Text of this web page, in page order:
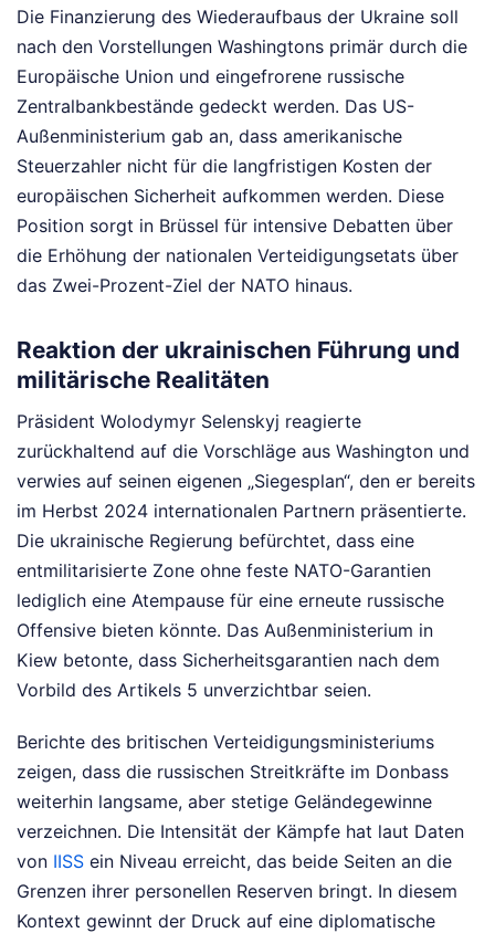
Die Finanzierung des Wiederaufbaus der Ukraine soll
nach den Vorstellungen Washingtons primär durch die
Europäische Union und eingefrorene russische
Zentralbankbestände gedeckt werden. Das US-
Außenministerium gab an, dass amerikanische
Steuerzahler nicht für die langfristigen Kosten der
europäischen Sicherheit aufkommen werden. Diese
Position sorgt in Brüssel für intensive Debatten über
die Erhöhung der nationalen Verteidigungsetats über
das Zwei-Prozent-Ziel der NATO hinaus.
Reaktion der ukrainischen Führung und
militärische Realitäten
Präsident Wolodymyr Selenskyj reagierte
zurückhaltend auf die Vorschläge aus Washington und
verwies auf seinen eigenen „Siegesplan“, den er bereits
im Herbst 2024 internationalen Partnern präsentierte.
Die ukrainische Regierung befürchtet, dass eine
entmilitarisierte Zone ohne feste NATO-Garantien
lediglich eine Atempause für eine erneute russische
Offensive bieten könnte. Das Außenministerium in
Kiew betonte, dass Sicherheitsgarantien nach dem
Vorbild des Artikels 5 unverzichtbar seien.
Berichte des britischen Verteidigungsministeriums
zeigen, dass die russischen Streitkräfte im Donbass
weiterhin langsame, aber stetige Geländegewinne
verzeichnen. Die Intensität der Kämpfe hat laut Daten
von IISS ein Niveau erreicht, das beide Seiten an die
Grenzen ihrer personellen Reserven bringt. In diesem
Kontext gewinnt der Druck auf eine diplomatische